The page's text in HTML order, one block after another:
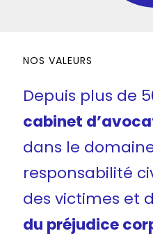
NOS VALEURS
Depuis plus de
cabinet
dans le
responsabilité
des victimes et
du préjudice